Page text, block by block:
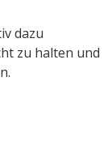
dazu
zu halten und